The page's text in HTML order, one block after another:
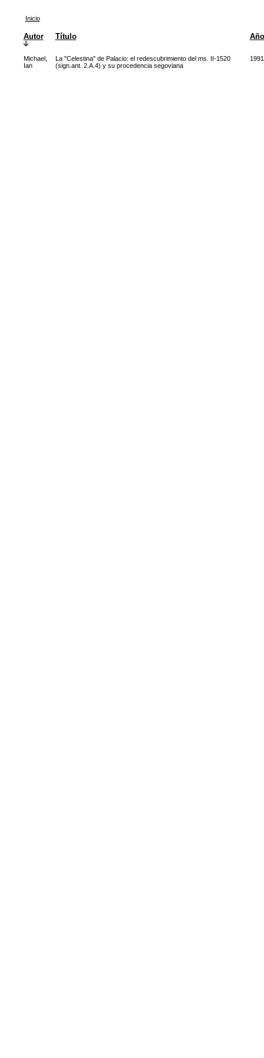
Inicio
Autor Título Año
Michael,
Ian
La "Celestina" de Palacio: el redescubrimiento del ms. II-1520
(sign.ant. 2.A.4) y su procedencia segoviana
1991